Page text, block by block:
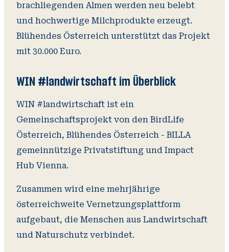
brachliegenden Almen werden neu belebt
und hochwertige Milchprodukte erzeugt.
Blühendes Österreich unterstützt das Projekt
mit 30.000 Euro.
WIN #landwirtschaft im Überblick
WIN #landwirtschaft ist ein
Gemeinschaftsprojekt von den BirdLife
Österreich, Blühendes Österreich - BILLA
gemeinnützige Privatstiftung und Impact
Hub Vienna.
Zusammen wird eine mehrjährige
österreichweite Vernetzungsplattform
aufgebaut, die Menschen aus Landwirtschaft
und Naturschutz verbindet.